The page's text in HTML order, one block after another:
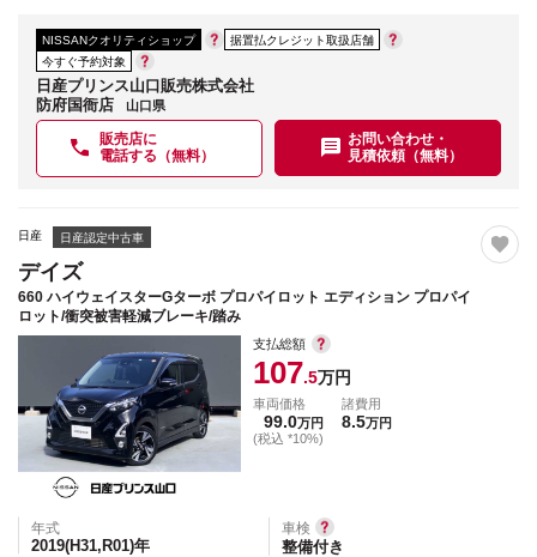
NISSANクオリティショップ
据置払クレジット取扱店舗
今すぐ予約対象
日産プリンス山口販売株式会社
防府国衙店
山口県
販売店に
電話する（無料）
お問い合わせ・
見積依頼（無料）
日産 日産認定中古車
デイズ
660 ハイウェイスターGターボ プロパイロット エディション プロパイ
ロット/衝突被害軽減ブレーキ/踏み
支払総額
107.5万円
車両価格
99.0万円
(税込 *10%)
諸費用
8.5万円
年式
2019(H31,R01)年
車検
整備付き